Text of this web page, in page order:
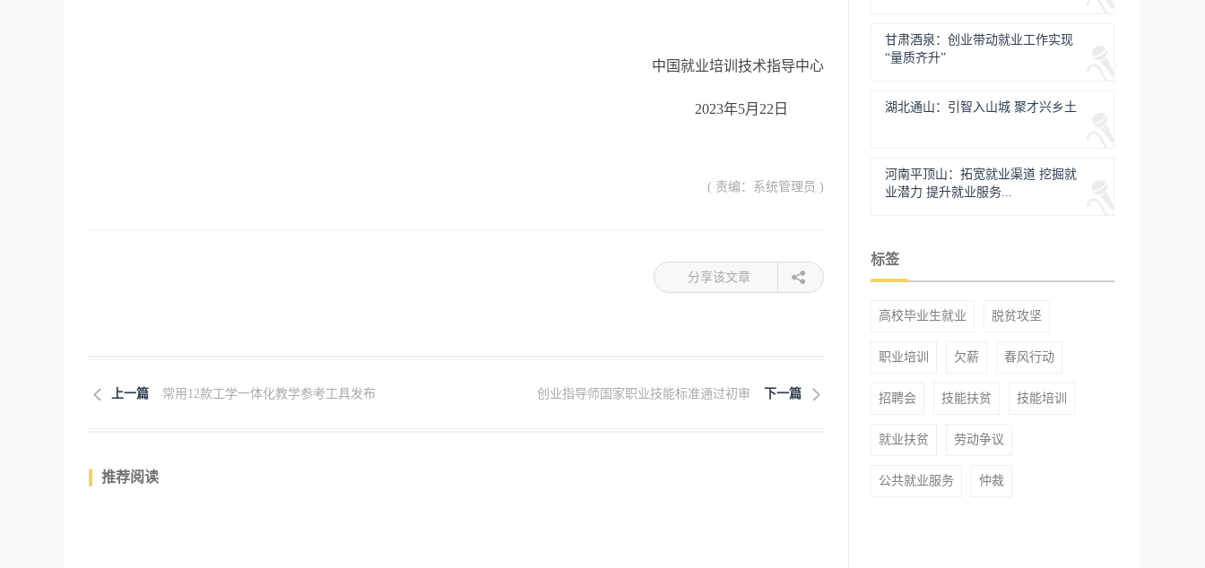
中国就业培训技术指导中心
2023年5月22日
( 责编：系统管理员 )
分享该文章
上一篇 常用12款工学一体化教学参考工具发布 下一篇
创业指导师国家职业技能标准通过初审
推荐阅读
甘肃酒泉：创业带动就业工作实现
“量质齐升”
湖北通山：引智入山城 聚才兴乡土
河南平顶山：拓宽就业渠道 挖掘就
业潜力 提升就业服务...
标签
高校毕业生就业 脱贫攻坚
职业培训 欠薪 春风行动
招聘会 技能扶贫 技能培训
就业扶贫 劳动争议
公共就业服务 仲裁